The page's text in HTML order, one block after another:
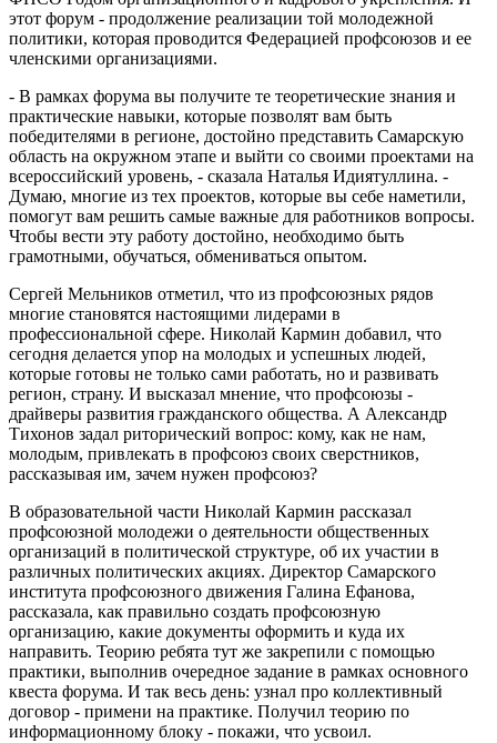
этот форум - продолжение реализации той молодежной
политики, которая проводится Федерацией профсоюзов и ее
членскими организациями.
- В рамках форума вы получите те теоретические знания и
практические навыки, которые позволят вам быть
победителями в регионе, достойно представить Самарскую
область на окружном этапе и выйти со своими проектами на
всероссийский уровень, - сказала Наталья Идиятуллина. -
Думаю, многие из тех проектов, которые вы себе наметили,
помогут вам решить самые важные для работников вопросы.
Чтобы вести эту работу достойно, необходимо быть
грамотными, обучаться, обмениваться опытом.
Сергей Мельников отметил, что из профсоюзных рядов
многие становятся настоящими лидерами в
профессиональной сфере. Николай Кармин добавил, что
сегодня делается упор на молодых и успешных людей,
которые готовы не только сами работать, но и развивать
регион, страну. И высказал мнение, что профсоюзы -
драйверы развития гражданского общества. А Александр
Тихонов задал риторический вопрос: кому, как не нам,
молодым, привлекать в профсоюз своих сверстников,
рассказывая им, зачем нужен профсоюз?
В образовательной части Николай Кармин рассказал
профсоюзной молодежи о деятельности общественных
организаций в политической структуре, об их участии в
различных политических акциях. Директор Самарского
института профсоюзного движения Галина Ефанова,
рассказала, как правильно создать профсоюзную
организацию, какие документы оформить и куда их
направить. Теорию ребята тут же закрепили с помощью
практики, выполнив очередное задание в рамках основного
квеста форума. И так весь день: узнал про коллективный
договор - примени на практике. Получил теорию по
информационному блоку - покажи, что усвоил.